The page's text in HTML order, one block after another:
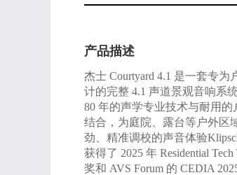
产品描述
杰士 Courtyard 4.1 是一套专为
计的完整 4.1 声道景观音响系
80 年的声学专业技术与耐用的
结合，为庭院、露台等户外区
劲、精准调校的声音体验
获得了 2025 年 Residential
奖和 AVS Forum 的 CEDIA